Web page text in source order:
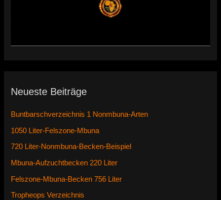
Neueste Beiträge
Buntbarschverzeichnis 1 Nonmbuna-Arten
1050 Liter-Felszone-Mbuna
720 Liter-Nonmbuna-Becken-Beispiel
Mbuna-Aufzuchtbecken 220 Liter
Felszone-Mbuna-Becken 756 Liter
Tropheops Verzeichnis